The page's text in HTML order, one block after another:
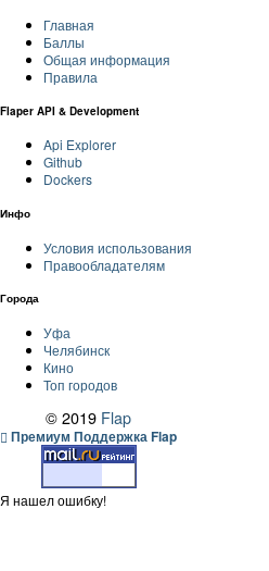
Главная
Баллы
Общая информация
Правила
Flaper API & Development
Api Explorer
Github
Dockers
Инфо
Условия использования
Правообладателям
Города
Уфа
Челябинск
Кино
Топ городов
© 2019 Flap
Премиум Поддержка Flap
Я нашел ошибку!